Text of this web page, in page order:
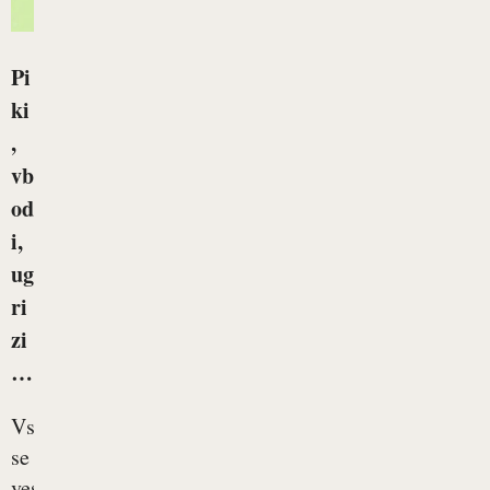
Pi
ki
,
vb
od
i,
ug
ri
zi
…
Vsi
se